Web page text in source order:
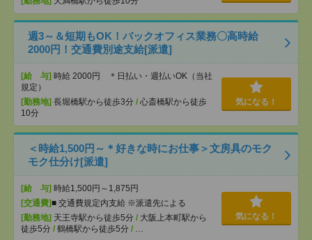
週3～＆短期もOK！バックオフィス業務〇高時給
2000円！交通費別途支給[派遣]
[給 与] 時給 2000円 ＊日払い・週払いOK（当社
規定）
[勤務地] 長堀橋駅から徒歩3分 / 心斎橋駅から徒歩
10分
気になる！
＜時給1,500円～＊好きな時にお仕事＞文房具のモク
モク仕分け[派遣]
[給 与] 時給1,500円～1,875円
[交通費]■ 交通費規定内支給 ※派遣先による
[勤務地] 天王寺駅から徒歩5分 / 大阪上本町駅から
徒歩5分 / 鶴橋駅から徒歩5分 / …
気になる！